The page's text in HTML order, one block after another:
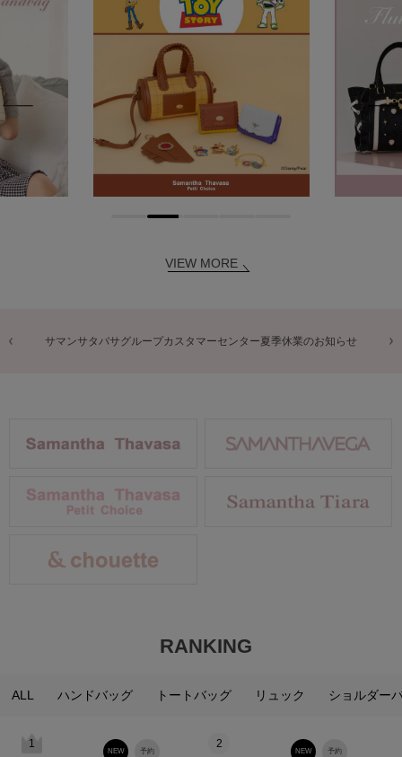
VIEW MORE
商品に関するお詫びとお知らせ
RANKING
ALL ハンドバッグ トートバッグ リュック ショルダー
1
予約
NEW
2
予約
NEW